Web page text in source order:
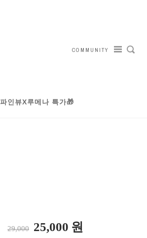
COMMUNITY
파인뷰X루메나 특가🎁
29,000 25,000 원